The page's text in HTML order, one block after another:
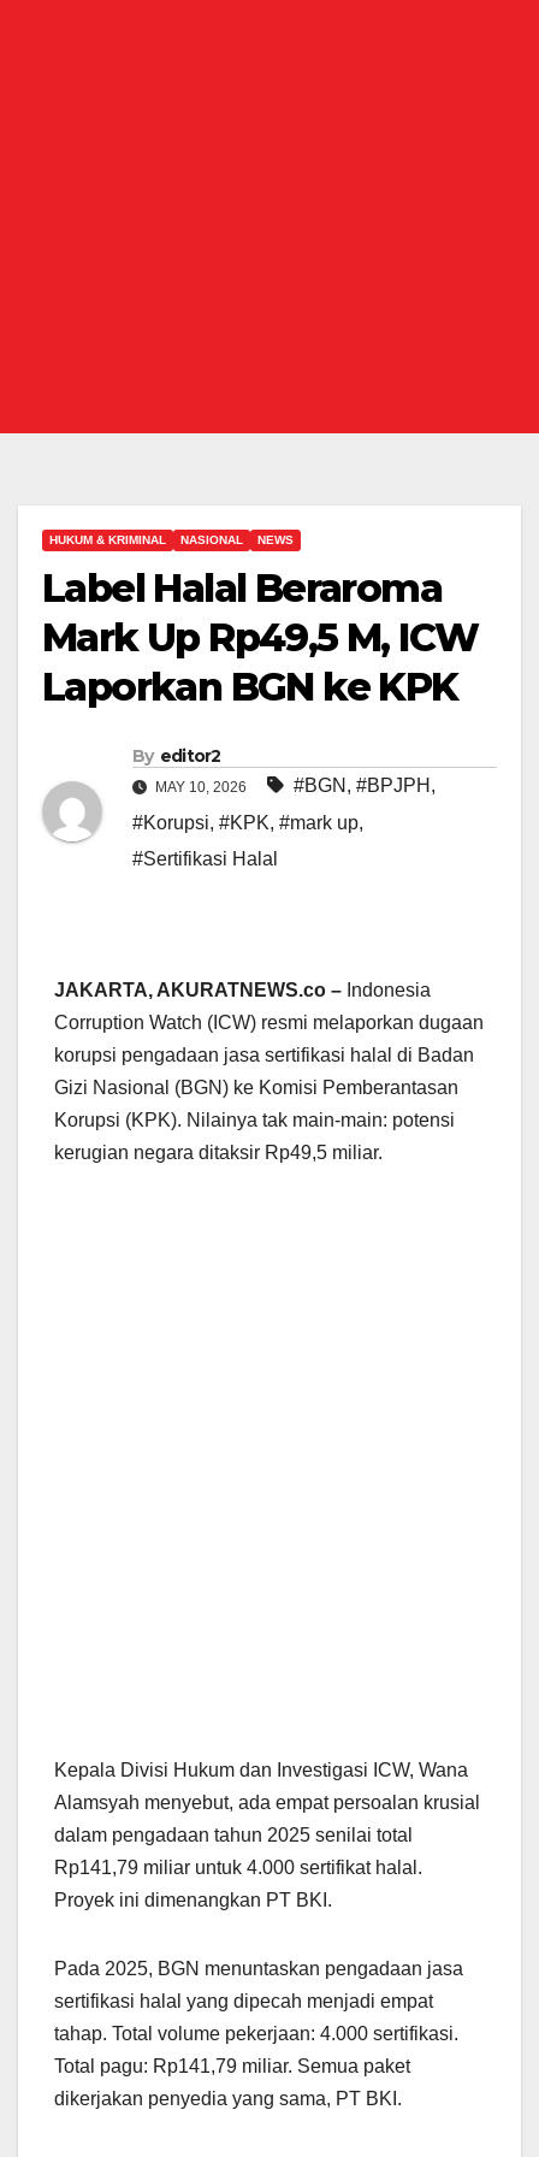
HUKUM & KRIMINAL NASIONAL NEWS
Label Halal Beraroma
Mark Up Rp49,5 M, ICW
Laporkan BGN ke KPK
By editor2
MAY 10, 2026 #BGN , #BPJPH ,
#Korupsi, #KPK, #mark up,
#Sertifikasi Halal
JAKARTA, AKURATNEWS.co – Indonesia
Corruption Watch (ICW) resmi melaporkan dugaan
korupsi pengadaan jasa sertifikasi halal di Badan
Gizi Nasional (BGN) ke Komisi Pemberantasan
Korupsi (KPK). Nilainya tak main-main: potensi
kerugian negara ditaksir Rp49,5 miliar.
Kepala Divisi Hukum dan Investigasi ICW, Wana
Alamsyah menyebut, ada empat persoalan krusial
dalam pengadaan tahun 2025 senilai total
Rp141,79 miliar untuk 4.000 sertifikat halal.
Proyek ini dimenangkan PT BKI.
Pada 2025, BGN menuntaskan pengadaan jasa
sertifikasi halal yang dipecah menjadi empat
tahap. Total volume pekerjaan: 4.000 sertifikasi.
Total pagu: Rp141,79 miliar. Semua paket
dikerjakan penyedia yang sama, PT BKI.